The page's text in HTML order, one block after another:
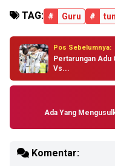
TAG: # Guru #
Pos Sebelumnya:
Pertarungan Adu
Vs...
Ada Yang
Komentar: